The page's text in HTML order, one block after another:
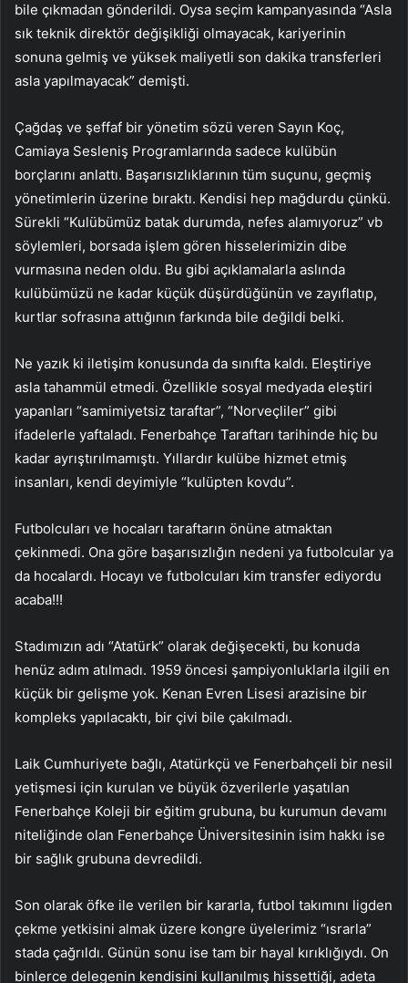
bile çıkmadan gönderildi. Oysa seçim kampanyasında “Asla
sık teknik direktör değişikliği olmayacak, kariyerinin
sonuna gelmiş ve yüksek maliyetli son dakika transferleri
asla yapılmayacak” demişti.
Çağdaş ve şeffaf bir yönetim sözü veren Sayın Koç,
Camiaya Sesleniş Programlarında sadece kulübün
borçlarını anlattı. Başarısızlıklarının tüm suçunu, geçmiş
yönetimlerin üzerine bıraktı. Kendisi hep mağdurdu çünkü.
Sürekli “Kulübümüz batak durumda, nefes alamıyoruz” vb
söylemleri, borsada işlem gören hisselerimizin dibe
vurmasına neden oldu. Bu gibi açıklamalarla aslında
kulübümüzü ne kadar küçük düşürdüğünün ve zayıflatıp,
kurtlar sofrasına attığının farkında bile değildi belki.
Ne yazık ki iletişim konusunda da sınıfta kaldı. Eleştiriye
asla tahammül etmedi. Özellikle sosyal medyada eleştiri
yapanları “samimiyetsiz taraftar”, “Norveçliler” gibi
ifadelerle yaftaladı. Fenerbahçe Taraftarı tarihinde hiç bu
kadar ayrıştırılmamıştı. Yıllardır kulübe hizmet etmiş
insanları, kendi deyimiyle “kulüpten kovdu”.
Futbolcuları ve hocaları taraftarın önüne atmaktan
çekinmedi. Ona göre başarısızlığın nedeni ya futbolcular ya
da hocalardı. Hocayı ve futbolcuları kim transfer ediyordu
acaba!!!
Stadımızın adı “Atatürk” olarak değişecekti, bu konuda
henüz adım atılmadı. 1959 öncesi şampiyonluklarla ilgili en
küçük bir gelişme yok. Kenan Evren Lisesi arazisine bir
kompleks yapılacaktı, bir çivi bile çakılmadı.
Laik Cumhuriyete bağlı, Atatürkçü ve Fenerbahçeli bir nesil
yetişmesi için kurulan ve büyük özverilerle yaşatılan
Fenerbahçe Koleji bir eğitim grubuna, bu kurumun devamı
niteliğinde olan Fenerbahçe Üniversitesinin isim hakkı ise
bir sağlık grubuna devredildi.
Son olarak öfke ile verilen bir kararla, futbol takımını ligden
çekme yetkisini almak üzere kongre üyelerimiz “ısrarla”
stada çağrıldı. Günün sonu ise tam bir hayal kırıklığıydı. On
binlerce delegenin kendisini kullanılmış hissettiği, adeta